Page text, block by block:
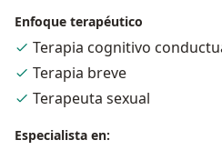
estas problemáticas, no
recuerda que siempre
herramientas para construir
Enfoque terapéutico
Terapia cognitivo
Terapia breve
Terapeuta sexual
Especialista en: